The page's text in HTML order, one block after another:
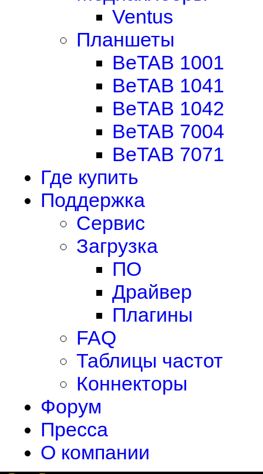
Ventus
Планшеты
BeTAB 1001
BeTAB 1041
BeTAB 1042
BeTAB 7004
BeTAB 7071
Где купить
Поддержка
Сервис
Загрузка
ПО
Драйвер
Плагины
FAQ
Таблицы частот
Коннекторы
Форум
Пресса
О компании